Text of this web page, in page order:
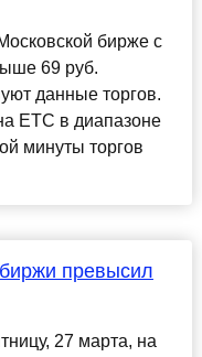
бирже с
69 руб.
данные торгов.
ЕТС в диапазоне
минуты торгов
превысил
27 марта, на